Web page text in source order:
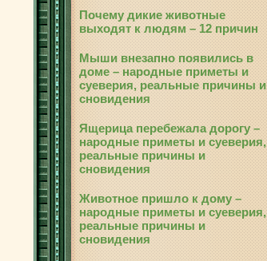
Почему дикие животные
выходят к людям – 12 причин
Мыши внезапно появились в
доме – народные приметы и
суеверия, реальные причины и
сновидения
Ящерица перебежала дорогу –
народные приметы и суеверия,
реальные причины и
сновидения
Животное пришло к дому –
народные приметы и суеверия,
реальные причины и
сновидения